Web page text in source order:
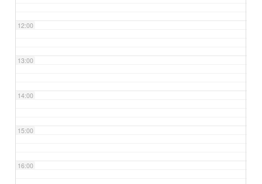
12:00
13:00
14:00
15:00
16:00